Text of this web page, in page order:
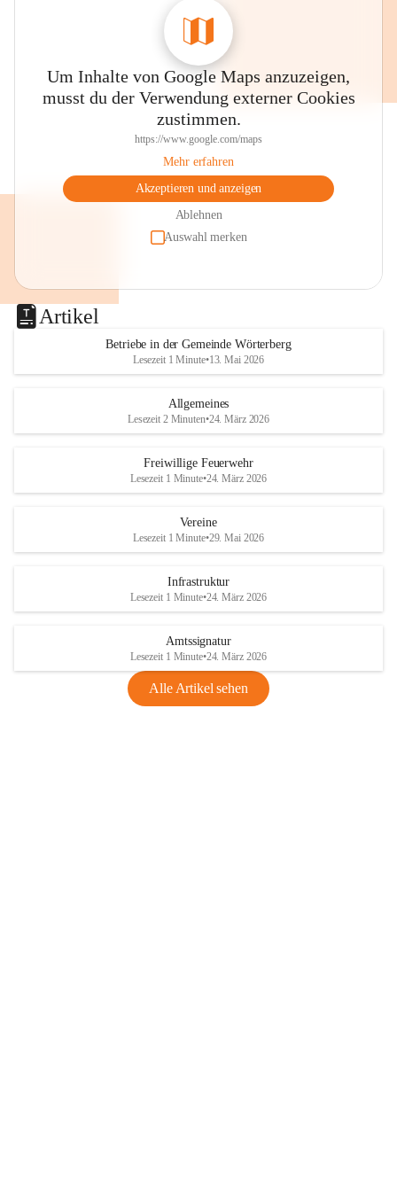
Um Inhalte von Google Maps anzuzeigen,
musst du der Verwendung externer Cookies
zustimmen.
https://www.google.com/maps
Mehr erfahren
Akzeptieren und anzeigen
Ablehnen
Auswahl merken
Artikel
Betriebe in der Gemeinde Wörterberg
Lesezeit 1 Minute•13. Mai 2026
Allgemeines
Lesezeit 2 Minuten•24. März 2026
Freiwillige Feuerwehr
Lesezeit 1 Minute•24. März 2026
Vereine
Lesezeit 1 Minute•29. Mai 2026
Infrastruktur
Lesezeit 1 Minute•24. März 2026
Amtssignatur
Lesezeit 1 Minute•24. März 2026
Alle Artikel sehen